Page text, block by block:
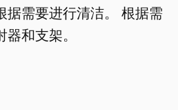
据需要进行清洁。 根据需
和支架。